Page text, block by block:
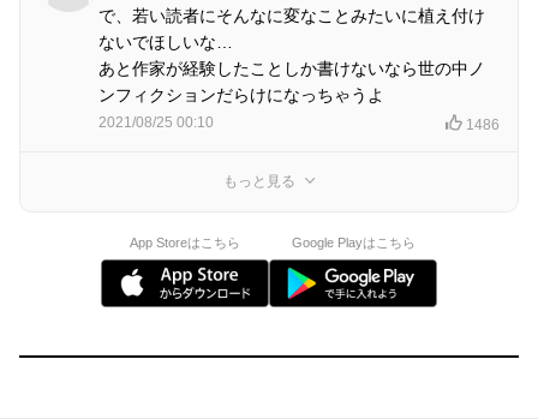
で、若い読者にそんなに変なことみたいに植え付け
ないでほしいな…
あと作家が経験したことしか書けないなら世の中ノ
ンフィクションだらけになっちゃうよ
2021/08/25 00:10 1486
もっと見る
App Storeはこちら Google Playはこちら